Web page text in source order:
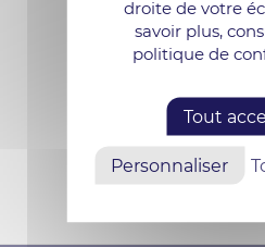
droite de votre
savoir plus,
politique de
Tout
Personnaliser